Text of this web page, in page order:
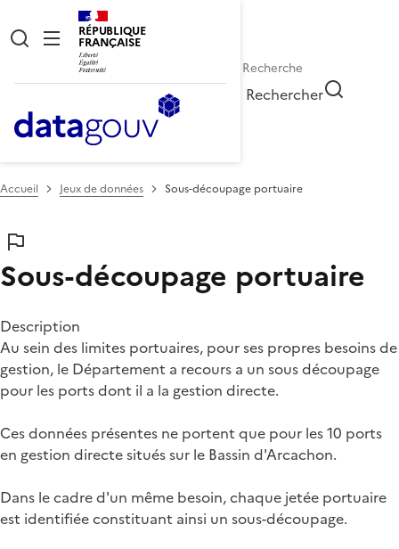
RÉPUBLIQUE
FRANÇAISE
Rechercher
Accueil Jeux de données Sous-découpage portuaire
Sous-découpage portuaire
Description
Au sein des limites portuaires, pour ses propres besoins de
gestion, le Département a recours a un sous découpage
pour les ports dont il a la gestion directe.
Ces données présentes ne portent que pour les 10 ports
en gestion directe situés sur le Bassin d'Arcachon.
Dans le cadre d'un même besoin, chaque jetée portuaire
est identifiée constituant ainsi un sous-découpage.